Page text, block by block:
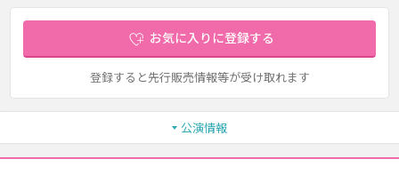
お気に入りに登録する
登録すると先行販売情報等が受け取れます
公演情報